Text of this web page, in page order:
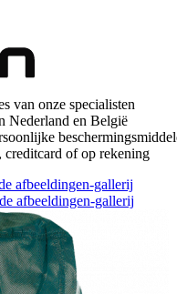
van onze specialisten
Nederland en België
creditcard of op rekening
afbeeldingen-gallerij
afbeeldingen-gallerij